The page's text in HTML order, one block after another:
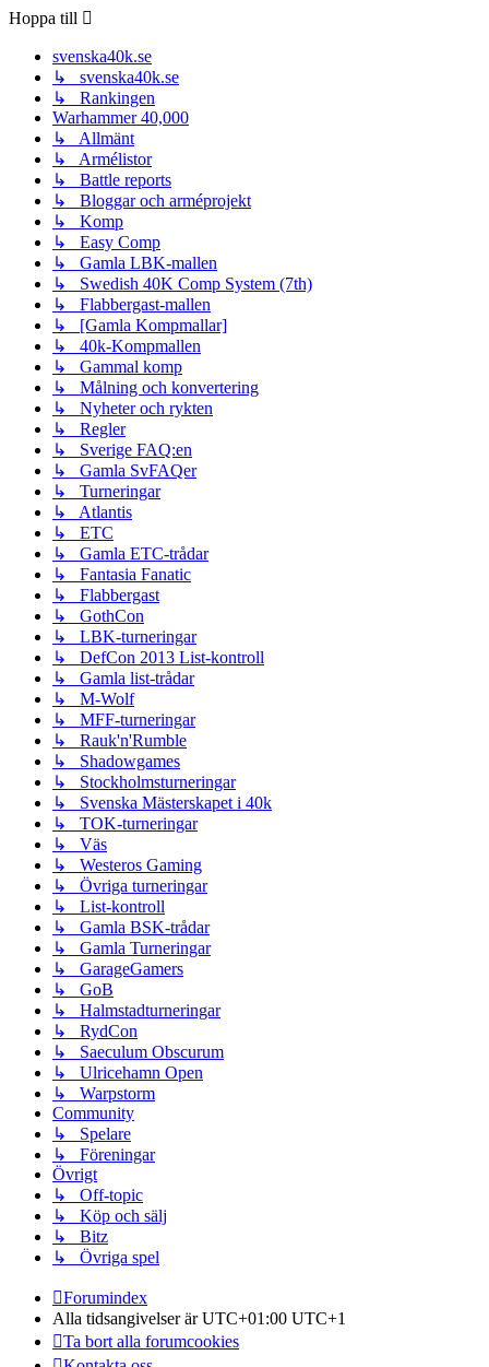
Hoppa till
svenska40k.se
↳ svenska40k.se
↳ Rankingen
Warhammer 40,000
↳ Allmänt
↳ Armélistor
↳ Battle reports
↳ Bloggar och arméprojekt
↳ Komp
↳ Easy Comp
↳ Gamla LBK-mallen
↳ Swedish 40K Comp System (7th)
↳ Flabbergast-mallen
↳ [Gamla Kompmallar]
↳ 40k-Kompmallen
↳ Gammal komp
↳ Målning och konvertering
↳ Nyheter och rykten
↳ Regler
↳ Sverige FAQ:en
↳ Gamla SvFAQer
↳ Turneringar
↳ Atlantis
↳ ETC
↳ Gamla ETC-trådar
↳ Fantasia Fanatic
↳ Flabbergast
↳ GothCon
↳ LBK-turneringar
↳ DefCon 2013 List-kontroll
↳ Gamla list-trådar
↳ M-Wolf
↳ MFF-turneringar
↳ Rauk'n'Rumble
↳ Shadowgames
↳ Stockholmsturneringar
↳ Svenska Mästerskapet i 40k
↳ TOK-turneringar
↳ Väs
↳ Westeros Gaming
↳ Övriga turneringar
↳ List-kontroll
↳ Gamla BSK-trådar
↳ Gamla Turneringar
↳ GarageGamers
↳ GoB
↳ Halmstadturneringar
↳ RydCon
↳ Saeculum Obscurum
↳ Ulricehamn Open
↳ Warpstorm
Community
↳ Spelare
↳ Föreningar
Övrigt
↳ Off-topic
↳ Köp och sälj
↳ Bitz
↳ Övriga spel
Forumindex
Alla tidsangivelser är UTC+01:00 UTC+1
Ta bort alla forumcookies